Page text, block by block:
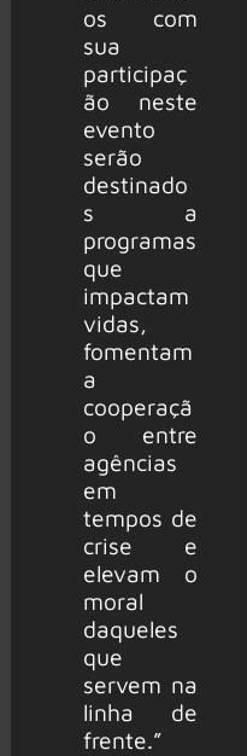
os com
sua
participaç
ão neste
evento
serão
destinado
s a
programas
que
impactam
vidas,
fomentam
a
cooperaçã
o entre
agências
em
tempos de
crise e
elevam o
moral
daqueles
que
servem na
linha de
frente.”